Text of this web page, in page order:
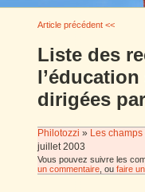
Article précédent <<
Liste des
dirigées
Philotozzi » Les
juillet 2003
Vous pouvez suivre les
un commentaire , ou faire